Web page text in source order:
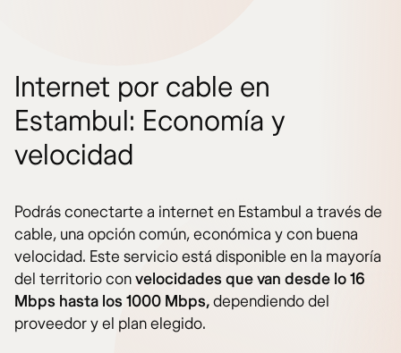
Internet por cable en
Estambul: Economía y
velocidad
Podrás conectarte a internet en Estambul a través de
cable, una opción común, económica y con buena
velocidad. Este servicio está disponible en la mayoría
del territorio convelocidades que van desde lo 16
Mbps hasta los 1000 Mbps,dependiendo del
proveedor y el plan elegido.